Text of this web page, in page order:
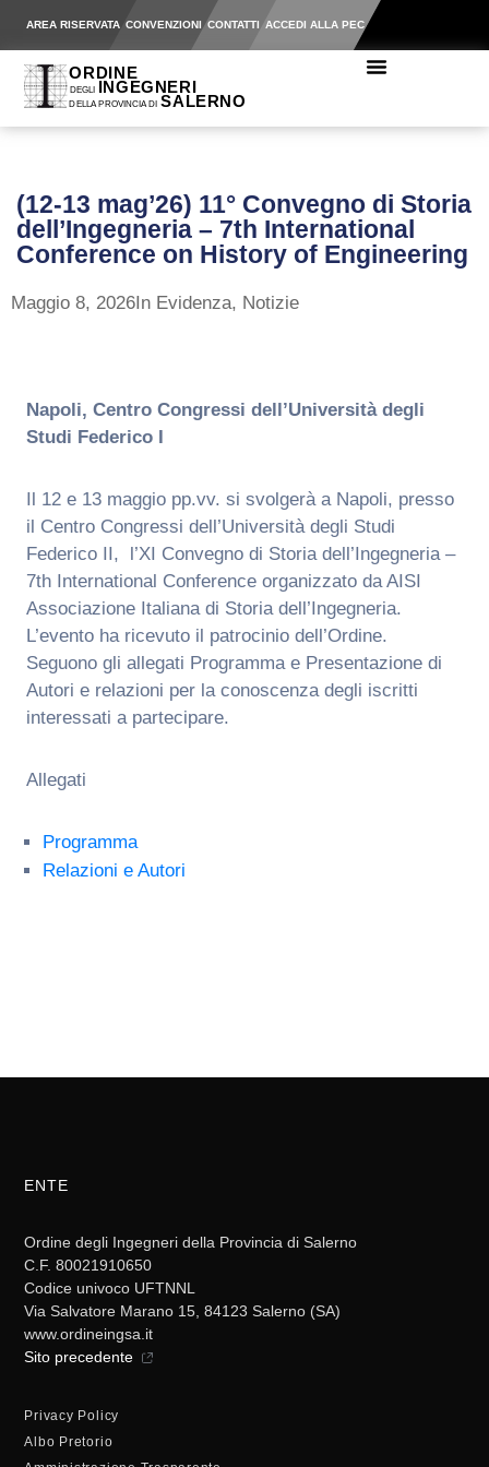
AREA RISERVATA CONVENZIONI CONTATTI ACCEDI ALLA PEC
(12-13 mag’26) 11° Convegno di Storia
dell’Ingegneria – 7th International
Conference on History of Engineering
Maggio 8, 2026In Evidenza, Notizie
Napoli, Centro Congressi dell’Università degli
Studi Federico I
Il 12 e 13 maggio pp.vv. si svolgerà a Napoli, presso
il Centro Congressi dell’Università degli Studi
Federico II, l’XI Convegno di Storia dell’Ingegneria –
7th International Conference organizzato da AISI
Associazione Italiana di Storia dell’Ingegneria.
L’evento ha ricevuto il patrocinio dell’Ordine.
Seguono gli allegati Programma e Presentazione di
Autori e relazioni per la conoscenza degli iscritti
interessati a partecipare.
Allegati
Programma
Relazioni e Autori
ENTE
Ordine degli Ingegneri della Provincia di Salerno
C.F. 80021910650
Codice univoco UFTNNL
Via Salvatore Marano 15, 84123 Salerno (SA)
www.ordineingsa.it
Sito precedente
Privacy Policy
Albo Pretorio